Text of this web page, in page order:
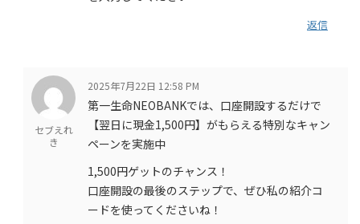
返信
セブえれ
き
2025年7月22日 12:58 PM
第一生命NEOBANKでは、口座開設するだけで
【翌日に現金1,500円】がもらえる特別なキャン
ペーンを実施中
1,500円ゲットのチャンス！
口座開設の最後のステップで、ぜひ私の紹介コ
ードを使ってくださいね！